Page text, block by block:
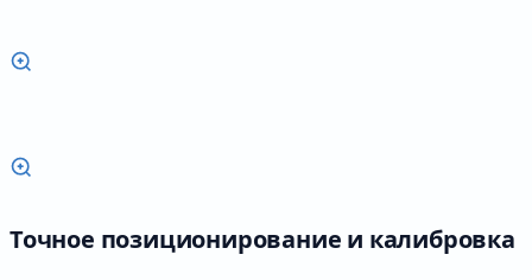
Точное позиционирование и калибровка